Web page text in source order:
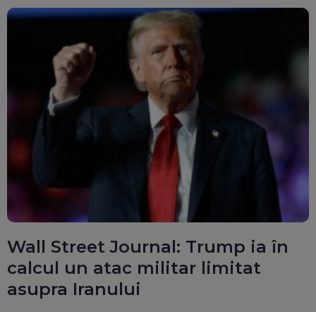
Wall Street Journal: Trump ia în
calcul un atac militar limitat
asupra Iranului